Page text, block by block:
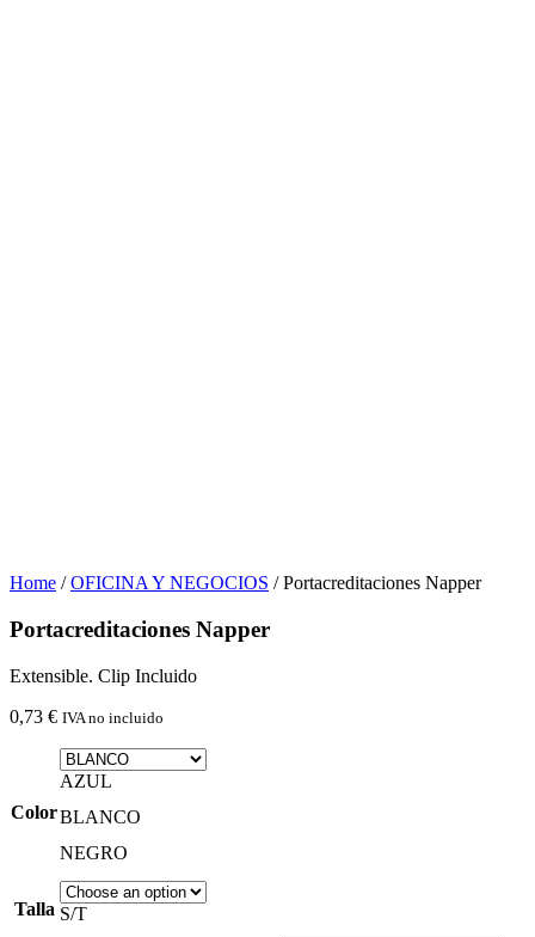
Home /OFICINA Y NEGOCIOS / Portacreditaciones Napper
Portacreditaciones Napper
Extensible. Clip Incluido
0,73 € IVA no incluido
Color
AZUL
BLANCO
NEGRO
Talla S/T